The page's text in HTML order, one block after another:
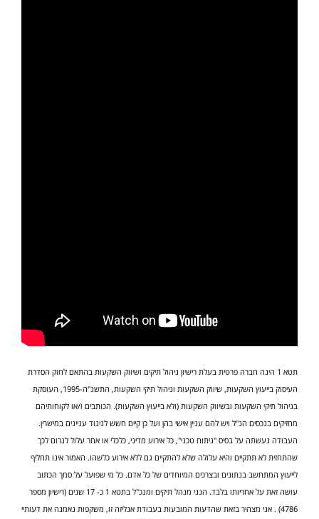
תטא 1 הינה חברה פרטית בעלת רישיון ניהול תיקים ושיווק השקעות בהתאם לחוק הסדרת
העיסוק בייעוץ השקעות, שיווק השקעות וניהול תיקי השקעות, התשנ"ה-1995, העוסקת
בניהול תיקי השקעות ובשיווק השקעות (ולא בייעוץ השקעות). הכותבים ו/או לקוחותיהם
מחזיקים בנכסים הנ"ל ויש להם עניין אישי בהן ועל כן קיים חשש לניגוד עניינים במישרין.
העבודה נעשתה על בסיס "ניתוח טכני", כל אירוע מדיני, כלכלי או אחר עלול לגרום לכך
שהתחזית לא תתקיים והיא עלולה שלא להתקיים גם ללא אירוע כלשהו. האמור אינו תחליף
לייעוץ המתחשב בנתונים ובצרכים המיוחדים של כל אדם. כל מי שפועל על סמך הכתוב
עושה זאת על אחריותו בלבד. הנני מנהל תיקים ומנכ"ל בתטא 1 כ- 17 שנים (רישיון מספר
4786) . אני מצהיר בזאת שהדעות המובעות בעבודת אנליזה זו, משקפות נאמנה את דעותיי